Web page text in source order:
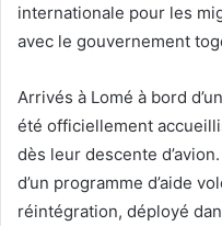
internationale pour les
avec le gouvernement
Arrivés à Lomé à bord
été officiellement
dès leur descente
d’un programme d’aide
réintégration, déployé